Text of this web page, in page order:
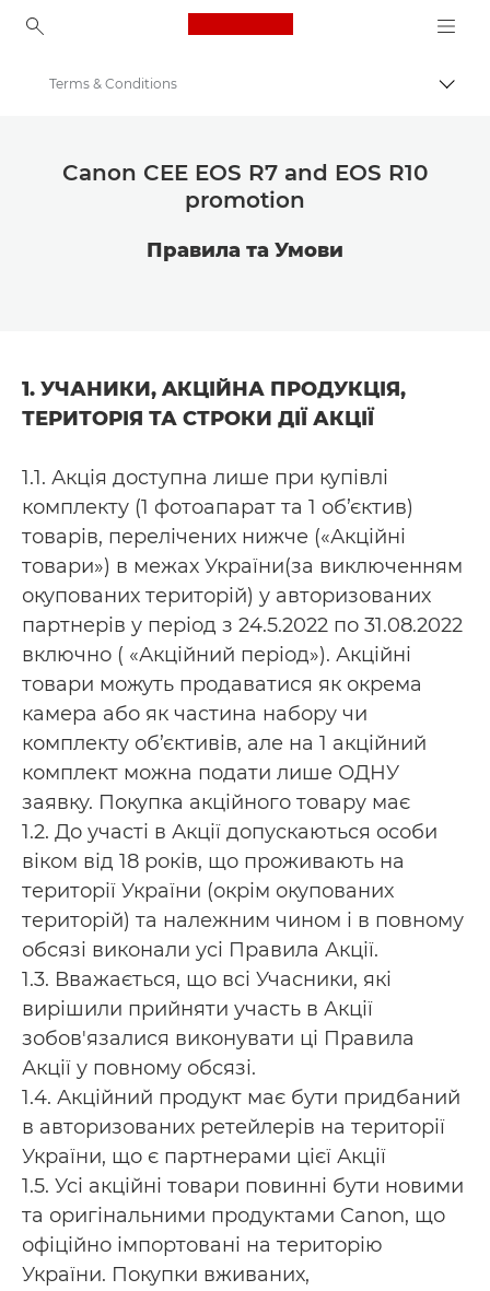
Canon Logo, back to
Пропозиції кешбеку Canon | Пропозиції | Акції
Зроби стрибок у творчості
Terms & Conditions
Canon CEE EOS R7 and EOS R10
promotion
Правила та Умови
1. УЧАНИКИ, AКЦІЙНА ПРОДУКЦІЯ,
ТЕРИТОРІЯ ТА СТРОКИ ДІЇ АКЦІЇ
1.1. Акція доступна лише при купівлі
комплекту (1 фотоапарат та 1 об’єктив)
товарів, перелічених нижче («Акційні
товари») в межах України(за виключенням
окупованих територій) у авторизованих
партнерів у період з 24.5.2022 по 31.08.2022
включно ( «Акційний період»). Акційні
товари можуть продаватися як окрема
камера або як частина набору чи
комплекту об’єктивів, але на 1 акційний
комплект можна подати лише ОДНУ
заявку. Покупка акційного товару має
1.2. До участі в Акції допускаються особи
віком від 18 років, що проживають на
території України (окрім окупованих
територій) та належним чином і в повному
обсязі виконали усі Правила Акції.
1.3. Вважається, що всі Учасники, які
вирішили прийняти участь в Акції
зобов'язалися виконувати ці Правила
Акції у повному обсязі.
1.4. Акційний продукт має бути придбаний
в авторизованих ретейлерів на території
України, що є партнерами цієї Акції
1.5. Усі акційні товари повинні бути новими
та оригінальними продуктами Canon, що
офіційно імпортовані на територію
України. Покупки вживаних,